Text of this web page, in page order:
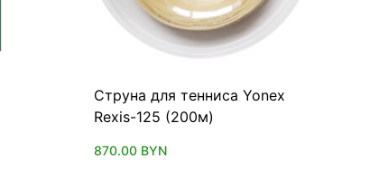
Струна для тенниса Yonex
Rexis-125 (200м)
870.00 BYN